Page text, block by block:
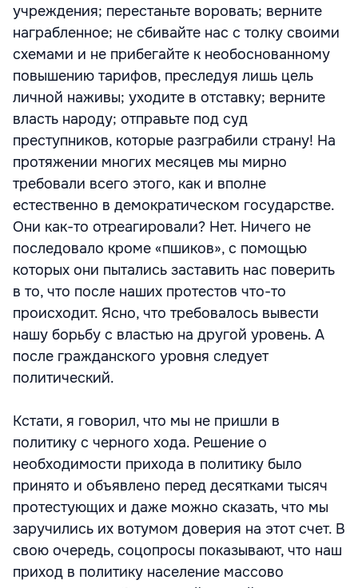
учреждения; перестаньте воровать; верните
награбленное; не сбивайте нас с толку своими
схемами и не прибегайте к необоснованному
повышению тарифов, преследуя лишь цель
личной наживы; уходите в отставку; верните
власть народу; отправьте под суд
преступников, которые разграбили страну! На
протяжении многих месяцев мы мирно
требовали всего этого, как и вполне
естественно в демократическом государстве.
Они как-то отреагировали? Нет. Ничего не
последовало кроме «пшиков», с помощью
которых они пытались заставить нас поверить
в то, что после наших протестов что-то
происходит. Ясно, что требовалось вывести
нашу борьбу с властью на другой уровень. А
после гражданского уровня следует
политический.
Кстати, я говорил, что мы не пришли в
политику с черного хода. Решение о
необходимости прихода в политику было
принято и объявлено перед десятками тысяч
протестующих и даже можно сказать, что мы
заручились их вотумом доверия на этот счет. В
свою очередь, соцопросы показывают, что наш
приход в политику население массово